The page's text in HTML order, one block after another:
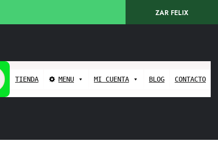
ZAR FELIX
TIENDA MENU MI CUENTA BLOG CONTACTO